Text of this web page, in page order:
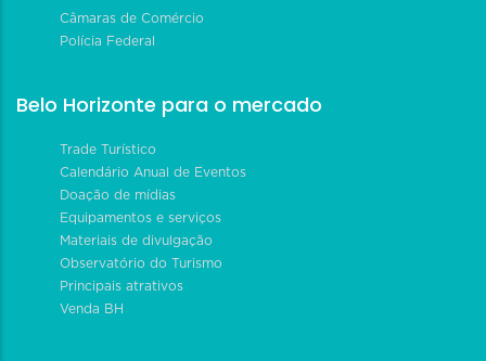
Câmaras de Comércio
Polícia Federal
Belo Horizonte para o mercado
Trade Turístico
Calendário Anual de Eventos
Doação de mídias
Equipamentos e serviços
Materiais de divulgação
Observatório do Turismo
Principais atrativos
Venda BH